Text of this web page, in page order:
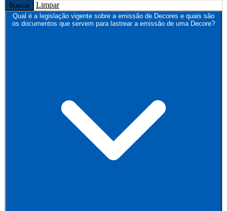
Buscar Limpar
Qual é a legislação vigente sobre a emissão de Decores e quais são
os documentos que servem para lastrear a emissão de uma Decore?